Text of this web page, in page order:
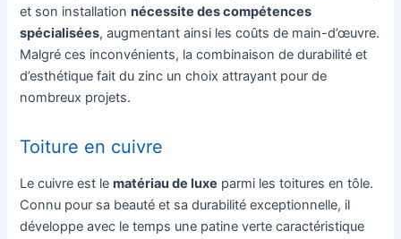
et son installationnécessite des compétences
spécialisées, augmentant ainsi les coûts de main-d’œuvre.
Malgré ces inconvénients, la combinaison de durabilité et
d’esthétique fait du zinc un choix attrayant pour de
nombreux projets.
Toiture en cuivre
Le cuivre est lematériau de luxe parmi les toitures en tôle.
Connu pour sa beauté et sa durabilité exceptionnelle, il
développe avec le temps une patine verte caractéristique